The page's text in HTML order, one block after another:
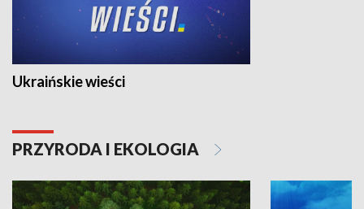
Ukraińskie wieści
PRZYRODA I EKOLOGIA